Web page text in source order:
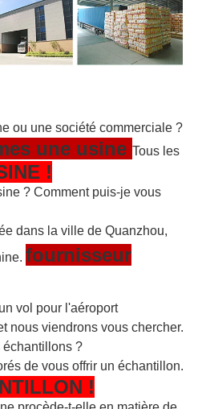
ou une société commerciale ?
une usine Tous les
!
? Comment puis-je vous
dans la ville de Quanzhou,
fournisseur
vol pour l'aéroport
nous viendrons vous chercher.
échantillons ?
de vous offrir un échantillon.
!